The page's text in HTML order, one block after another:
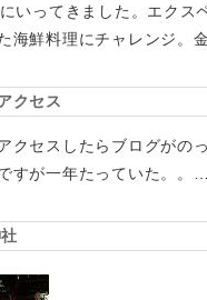
いってきました。エク
海鮮料理にチャレンジ。
クセス
クセスしたらブログがの
すが一年たっていた。。…